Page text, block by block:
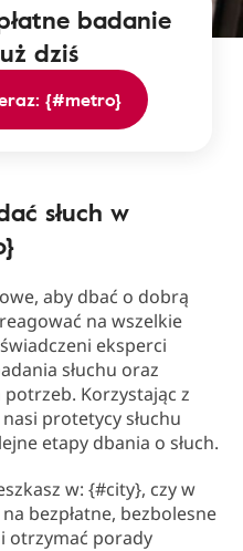
badanie
dziś
{#metro}
słuch w
aby dbać o dobrą
na wszelkie
eksperci
słuchu oraz
Korzystając z
protetycy słuchu
etapy dbania o słuch.
w: {#city}, czy w
bezpłatne, bezbolesne
otrzymać porady